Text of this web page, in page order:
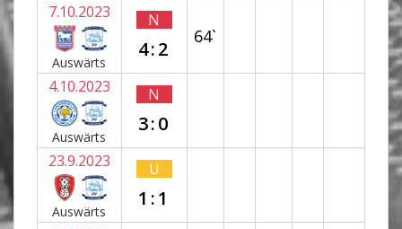
7.10.2023
Auswärts
N
4:2
64`
4.10.2023
Auswärts
N
3:0
23.9.2023
Auswärts
U
1:1